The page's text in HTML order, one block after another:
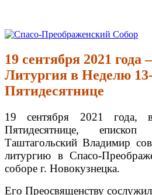
Перейти
содержимому
Спасо-Преображенский Собор
Спасо-Преображенский
19 сентября 2021
Литургия в Неделю
Пятидесятнице
19 сентября 2021
Пятидесятнице,
Таштагольский Владимир
литургию в Спасо-
соборе г. Новокузнецка.
Его Преосвященству